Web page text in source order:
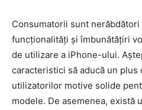
Consumatorii sunt nerăbdători
funcționalități și îmbunătățiri
de utilizare a iPhone-ului.
caracteristici să aducă un plus
utilizatorilor motive solide
modele. De asemenea, există